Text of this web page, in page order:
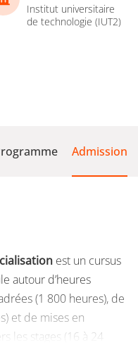
Institut universitaire
de technologie (IUT2)
Admission
est un cursus
autour d’heures
(1 800 heures), de
et de mises en
les stages (16 à 24